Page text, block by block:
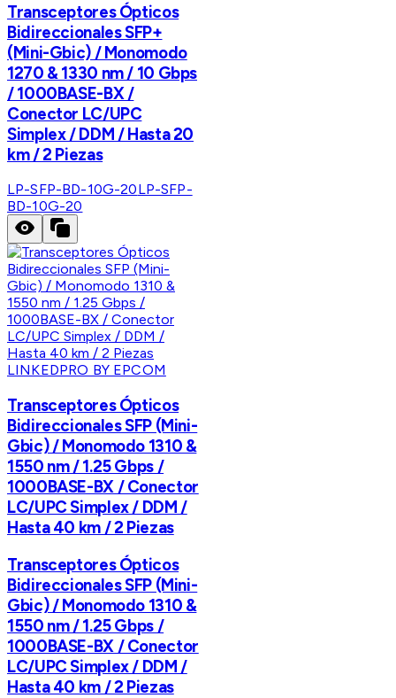
Transceptores Ópticos
Bidireccionales SFP+
(Mini-Gbic) / Monomodo
1270 & 1330 nm / 10 Gbps
/ 1000BASE-BX /
Conector LC/UPC
Simplex / DDM / Hasta 20
km / 2 Piezas
LP-SFP-BD-10G-20LP-SFP-
BD-10G-20
LINKEDPRO BY EPCOM
Transceptores Ópticos
Bidireccionales SFP (Mini-
Gbic) / Monomodo 1310 &
1550 nm / 1.25 Gbps /
1000BASE-BX / Conector
LC/UPC Simplex / DDM /
Hasta 40 km / 2 Piezas
Transceptores Ópticos
Bidireccionales SFP (Mini-
Gbic) / Monomodo 1310 &
1550 nm / 1.25 Gbps /
1000BASE-BX / Conector
LC/UPC Simplex / DDM /
Hasta 40 km / 2 Piezas